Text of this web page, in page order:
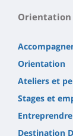
Orientation
Orientation
Ateliers et
Stages et
Entreprendre
Destination